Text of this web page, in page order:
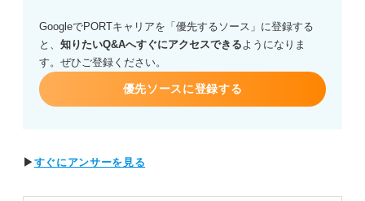
えていただきたいです。
GoogleでPORTキャリアを「優先するソース」に登録する
と、 知りたいQ&Aへすぐにアクセスできるようになりま
す。ぜひご登録ください。
優先ソースに登録する
▶ すぐにアンサーを見る